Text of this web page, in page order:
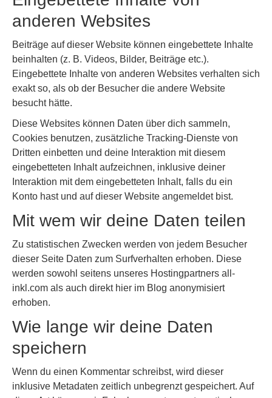
anderen Websites
Beiträge auf dieser Website können eingebettete Inhalte
beinhalten (z. B. Videos, Bilder, Beiträge etc.).
Eingebettete Inhalte von anderen Websites verhalten sich
exakt so, als ob der Besucher die andere Website
besucht hätte.
Diese Websites können Daten über dich sammeln,
Cookies benutzen, zusätzliche Tracking-Dienste von
Dritten einbetten und deine Interaktion mit diesem
eingebetteten Inhalt aufzeichnen, inklusive deiner
Interaktion mit dem eingebetteten Inhalt, falls du ein
Konto hast und auf dieser Website angemeldet bist.
Mit wem wir deine Daten teilen
Zu statistischen Zwecken werden von jedem Besucher
dieser Seite Daten zum Surfverhalten erhoben. Diese
werden sowohl seitens unseres Hostingpartners all-
inkl.com als auch direkt hier im Blog anonymisiert
erhoben.
Wie lange wir deine Daten
speichern
Wenn du einen Kommentar schreibst, wird dieser
inklusive Metadaten zeitlich unbegrenzt gespeichert. Auf